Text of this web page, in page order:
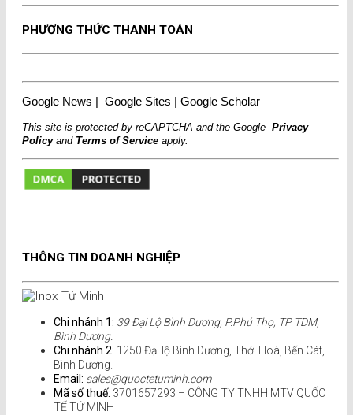
PHƯƠNG THỨC THANH TOÁN
Google News | Google Sites | Google Scholar
This site is protected by reCAPTCHA and the Google Privacy
PolicyandTerms of Service apply.
THÔNG TIN DOANH NGHIỆP
Chi nhánh 1: 39 Đại Lộ Bình Dương, P.Phú Thọ, TP TDM,
Bình Dương.
Chi nhánh 2: 1250 Đại lộ Bình Dương, Thới Hoà, Bến Cát,
Bình Dương.
Email: sales@quoctetuminh.com
Mã số thuế: 3701657293 – CÔNG TY TNHH MTV QUỐC
TẾ TỨ MINH